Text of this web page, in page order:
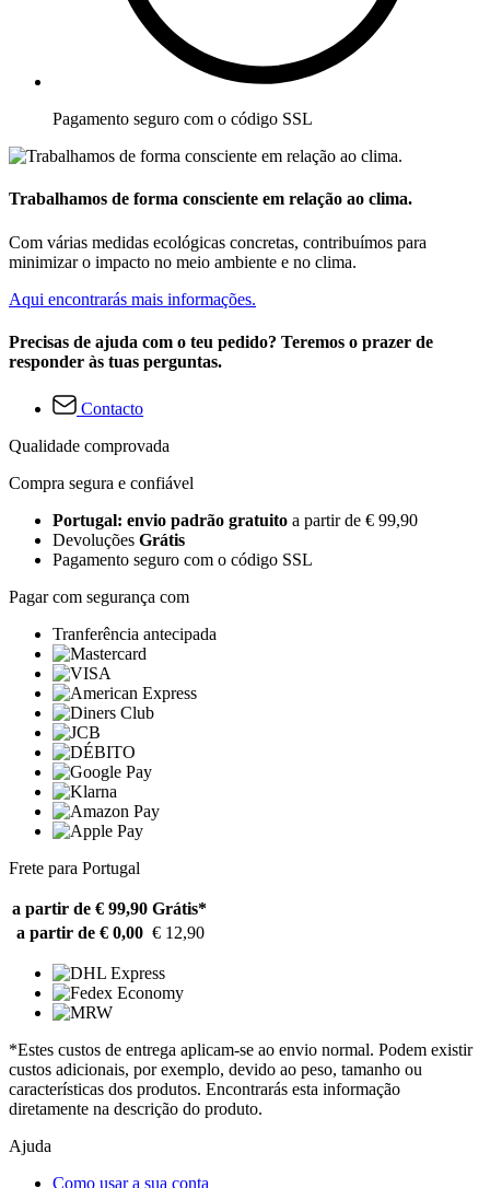
Pagamento seguro com o código SSL
Trabalhamos de forma consciente em relação ao clima.
Com várias medidas ecológicas concretas, contribuímos para
minimizar o impacto no meio ambiente e no clima.
Aqui encontrarás mais informações.
Precisas de ajuda com o teu pedido? Teremos o prazer de
responder às tuas perguntas.
Contacto
Qualidade comprovada
Compra segura e confiável
Portugal: envio padrão gratuito a partir de € 99,90
Devoluções Grátis
Pagamento seguro com o código SSL
Pagar com segurança com
Tranferência antecipada
Frete para Portugal
a partir de € 99,90 Grátis*
a partir de € 0,00 € 12,90
*Estes custos de entrega aplicam-se ao envio normal. Podem existir
custos adicionais, por exemplo, devido ao peso, tamanho ou
características dos produtos. Encontrarás esta informação
diretamente na descrição do produto.
Ajuda
Como usar a sua conta